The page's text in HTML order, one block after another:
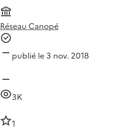
Réseau Canopé
publié le 3 nov. 2018
3K
1